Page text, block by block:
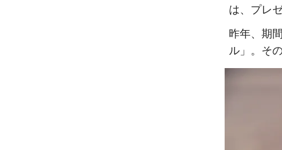
は、プレ
昨年、期
ル」。そ